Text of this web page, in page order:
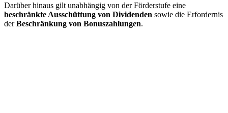
Darüber hinaus gilt unabhängig von der Förderstufe eine
beschränkte Ausschüttung von Dividenden sowie die Erfordernis
derBeschränkung von Bonuszahlungen.